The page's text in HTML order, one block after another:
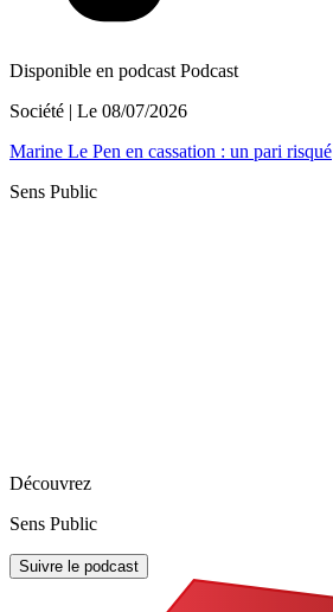
Disponible en podcast Podcast
Société | Le 08/07/2026
Marine Le Pen en cassation : un pari risqué
Sens Public
Découvrez
Sens Public
Suivre le podcast